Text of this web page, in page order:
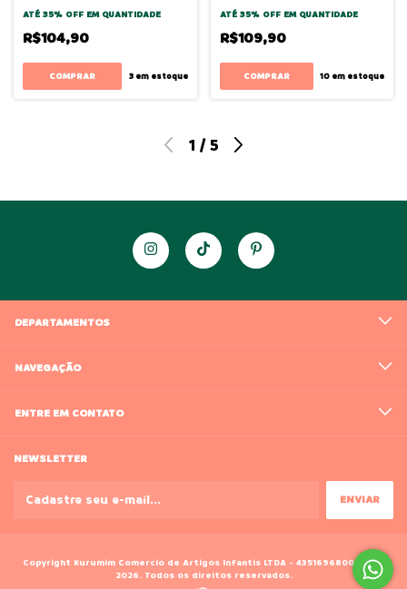
ATÉ 35% OFF EM QUANTIDADE
R$104,90
COMPRAR 3em estoque
ATÉ 35% OFF EM QUANTIDADE
R$109,90
COMPRAR 10 em estoque
1 / 5
DEPARTAMENTOS
NAVEGAÇÃO
ENTRE EM CONTATO
NEWSLETTER
Copyright Kurumim Comercio de Artigos Infantis LTDA - 43516968000188 -
2026. Todos os direitos reservados.